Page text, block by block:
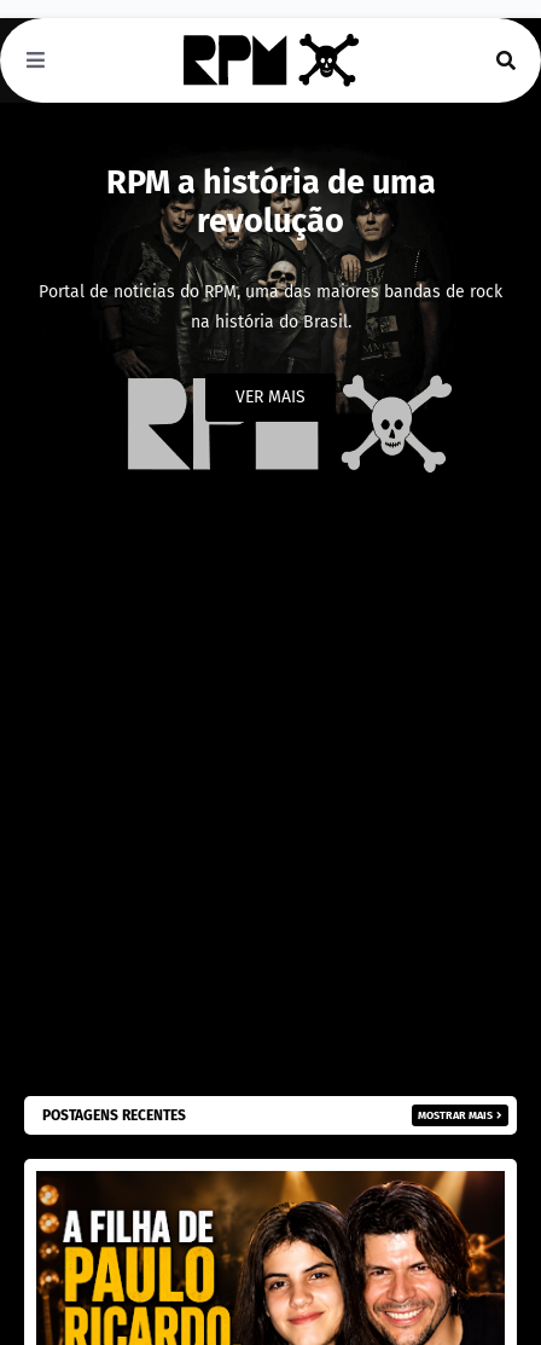
RPM a história de uma
revolução
Portal de noticias do RPM, uma das maiores bandas de rock
na história do Brasil.
VER MAIS
POSTAGENS RECENTES MOSTRAR MAIS